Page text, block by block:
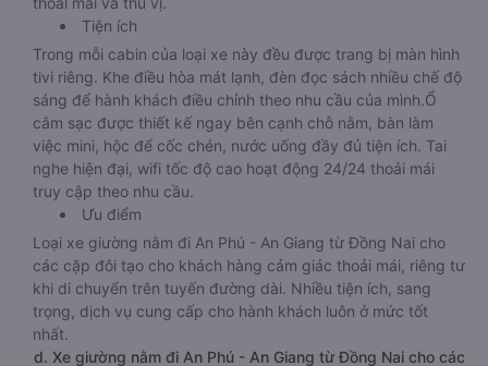
được cải tiến từ xe giường thường 44 chỗ khiến không gian
xe trở nên thoáng đãng, rộng rãi hơn. Loại xe này được tích
hợp nhiều tiện ích trên xe giúp hành khách có 1 hành trình
thoải mái và thú vị.
Tiện ích
Trong mỗi cabin của loại xe này đều được trang bị màn hình
tivi riêng. Khe điều hòa mát lạnh, đèn đọc sách nhiều chế độ
sáng để hành khách điều chỉnh theo nhu cầu của mình.Ổ
cắm sạc được thiết kế ngay bên cạnh chỗ nằm, bàn làm
việc mini, hộc để cốc chén, nước uống đầy đủ tiện ích. Tai
nghe hiện đại, wifi tốc độ cao hoạt động 24/24 thoải mái
truy cập theo nhu cầu.
Ưu điểm
Loại xe giường nằm đi An Phú - An Giang từ Đồng Nai cho
các cặp đôi tạo cho khách hàng cảm giác thoải mái, riêng tư